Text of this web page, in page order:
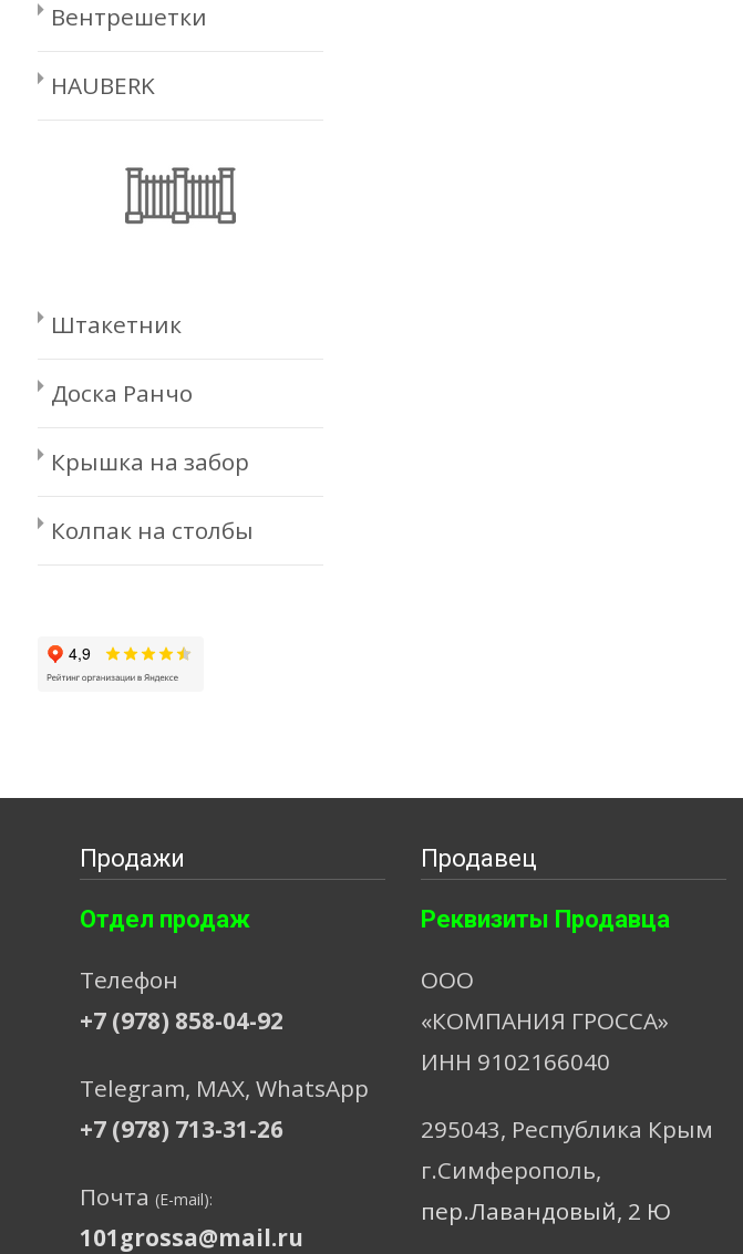
Вентрешетки
HAUBERK
Штакетник
Доска Ранчо
Крышка на забор
Колпак на столбы
Продажи
Отдел продаж
Телефон
+7 (978) 858-04-92
Telegram, МАХ, WhatsApp
+7 (978) 713-31-26
Почта (E-mail):
101grossa@mail.ru
Продавец
Реквизиты Продавца
ООО
«КОМПАНИЯ ГРОССА»
ИНН 9102166040
295043, Республика Крым
г.Симферополь,
пер.Лавандовый, 2 Ю